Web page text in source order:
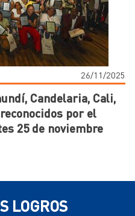
26/11/2025
Candelaria, Cali,
por el
25 de noviembre
LOGROS